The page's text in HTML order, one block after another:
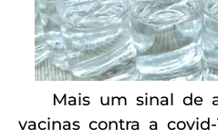
Mais um sinal de
vacinas contra a